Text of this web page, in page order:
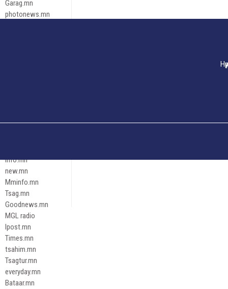
Garag.mn
photonews.mn
Эрх зүй
info.mn
new.mn
Mminfo.mn
Tsag.mn
Goodnews.mn
MGL radio
Ipost.mn
Times.mn
tsahim.mn
Tsagtur.mn
everyday.mn
Bataar.mn